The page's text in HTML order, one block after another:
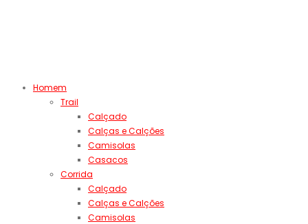
Homem
Trail
Calçado
Calças e Calções
Camisolas
Casacos
Corrida
Calçado
Calças e Calções
Camisolas